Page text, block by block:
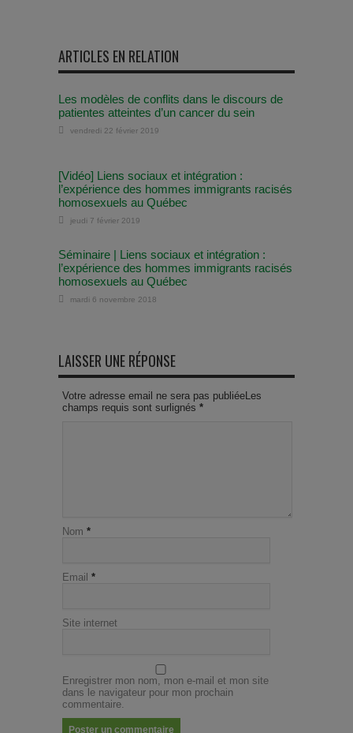
ARTICLES EN RELATION
Les modèles de conflits dans le discours de
patientes atteintes d’un cancer du sein
vendredi 22 février 2019
[Vidéo] Liens sociaux et intégration :
l’expérience des hommes immigrants racisés
homosexuels au Québec
jeudi 7 février 2019
Séminaire | Liens sociaux et intégration :
l’expérience des hommes immigrants racisés
homosexuels au Québec
mardi 6 novembre 2018
LAISSER UNE RÉPONSE
Votre adresse email ne sera pas publiéeLes
champs requis sont surlignés *
Nom *
Email *
Site internet
Enregistrer mon nom, mon e-mail et mon site
dans le navigateur pour mon prochain
commentaire.